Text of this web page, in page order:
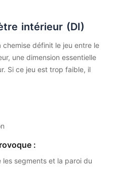
intérieur (DI)
définit le jeu entre le
une dimension essentielle
Si ce jeu est trop faible, il
:
segments et la paroi du